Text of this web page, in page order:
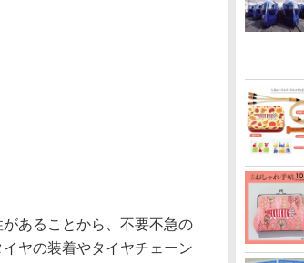
あることから、不要不急の
ヤの装着やタイヤチェーン